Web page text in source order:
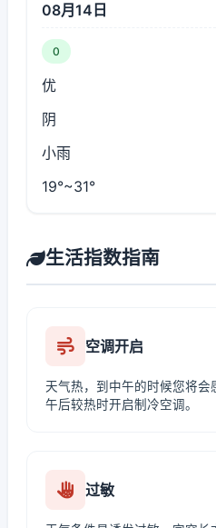
08月14日
0
优
阴
小雨
19°~31°
生活指数指南
空调开启
天气热，到中午的时候您将会
午后较热时开启制冷空调。
过敏